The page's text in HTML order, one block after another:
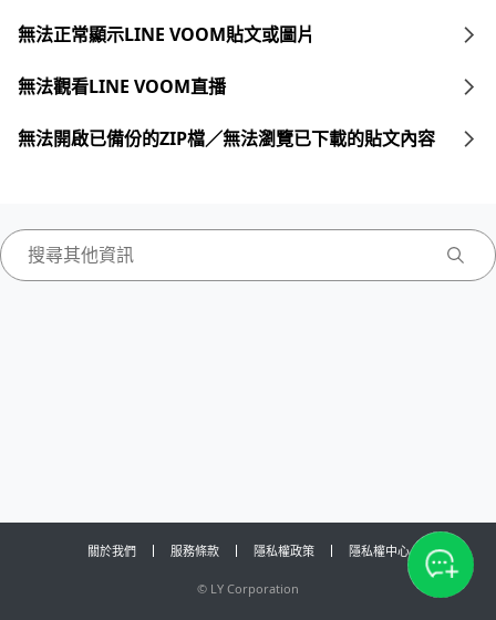
無法正常顯示LINE VOOM貼文或圖片
無法觀看LINE VOOM直播
無法開啟已備份的ZIP檔／無法瀏覽已下載的貼文內容
關於我們 服務條款 隱私權政策 隱私權中心
© LY Corporation